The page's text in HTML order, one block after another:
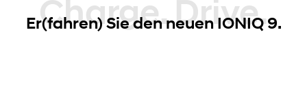
Charge. Drive.
Er(fahren) Sie den neuen IONIQ 9.